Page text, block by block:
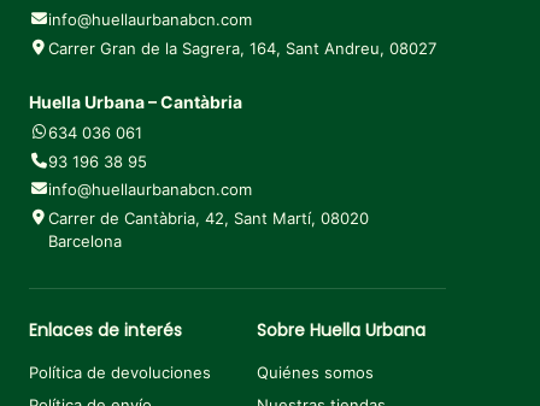
info@huellaurbanabcn.com
Carrer Gran de la Sagrera, 164, Sant Andreu, 08027
Huella Urbana – Cantàbria
634 036 061
93 196 38 95
info@huellaurbanabcn.com
Carrer de Cantàbria, 42, Sant Martí, 08020
Barcelona
Enlaces de interés
Política de devoluciones
Sobre Huella Urbana
Quiénes somos